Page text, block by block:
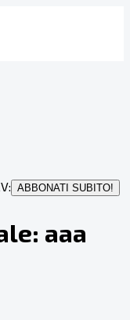
ABBONATI SUBITO!
aaa